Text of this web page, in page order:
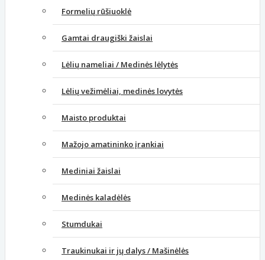
Formelių rūšiuoklė
Gamtai draugiški žaislai
Lėlių nameliai / Medinės lėlytės
Lėlių vežimėliai, medinės lovytės
Maisto produktai
Mažojo amatininko įrankiai
Mediniai žaislai
Medinės kaladėlės
Stumdukai
Traukinukai ir jų dalys / Mašinėlės